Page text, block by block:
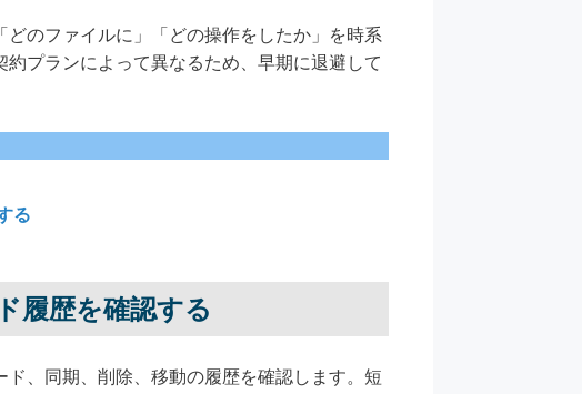
のファイルに」「どの操作をしたか」を時系
プランによって異なるため、早期に退避して
る
履歴を確認する
、同期、削除、移動の履歴を確認します。短